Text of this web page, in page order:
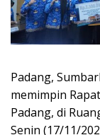
Padang,
memimpin
Padang, di
Senin (17/11/